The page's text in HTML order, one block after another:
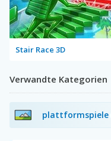
Stair Race 3D
Verwandte Kategorien
plattformspiele